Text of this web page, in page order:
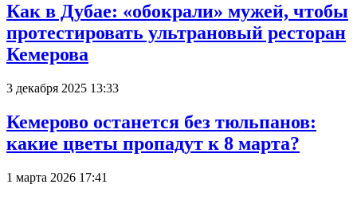
Как в Дубае: «обокрали» мужей, чтобы
протестировать ультрановый ресторан
Кемерова
3 декабря 2025 13:33
Кемерово останется без тюльпанов:
какие цветы пропадут к 8 марта?
1 марта 2026 17:41